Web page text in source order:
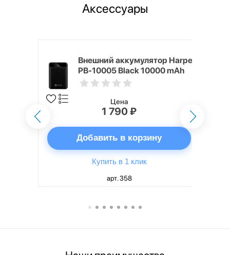
Аксессуары
Внешний аккумулятор Harper
PB-10005 Black 10000 mAh
Цена
1 790 ₽
Добавить в корзину
Купить в 1 клик
арт. 358